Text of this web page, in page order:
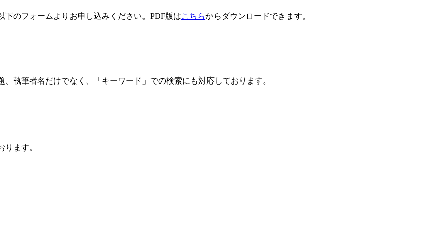
のフォームよりお申し込みください。PDF版はこちらからダウンロードできます。
執筆者名だけでなく、「キーワード」での検索にも対応しております。
ます。